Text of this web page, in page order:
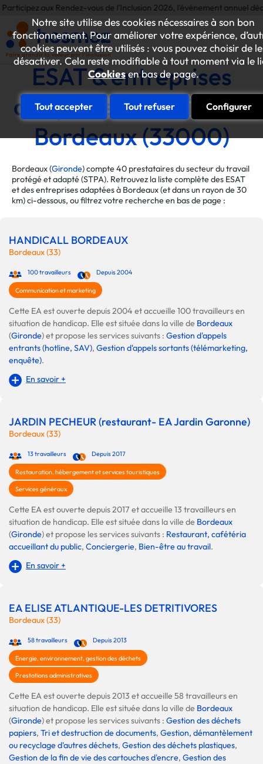
Notre site utilise des cookies nécessaires à son bon
fonctionnement. Pour améliorer votre expérience,
cookies peuvent être utilisés : vous pouvez choisir de
désactiver. Cela reste modifiable à tout moment via le
Cookiesen bas de page.
Tout accepter Tout refuser Configurer
Rendez-vous de l'Inclusion 2026, l'événement annuel dédié aux
ESAT & entreprises
adaptées de la ville de
Bordeaux (33000)
Bordeaux (Gironde) compte 40 prestataires du secteur du travail
protégé et adapté (STPA). Retrouvez la liste complète des ESAT
et des entreprises adaptées à Bordeaux (et dans un rayon de 30
km) ci-dessous, ou filtrez votre recherche en bas de page :
HANDICALL BORDEAUX
Bordeaux (33)
100 travailleurs Depuis 2004
Communication et marketing
Cette EA est ouverte depuis 2004 et accueille 100 travailleurs en
situation de handicap. Elle est située dans la ville de Bordeaux
(Gironde) et propose les services suivants : Gestion d'appels
entrants (hotline, SAV), Gestion d'appels sortants (télémarketing,
enquête).
En savoir +
JARDIN PECHEUR (restaurant- EA Jardin Garonne)
Bordeaux (33)
13 travailleurs Depuis 2017
Restauration, hébergement et services touristiques
Services généraux
Cette EA est ouverte depuis 2017 et accueille 13 travailleurs en
situation de handicap. Elle est située dans la ville de Bordeaux
(Gironde) et propose les services suivants : Restaurant, cafétéria
accueillant du public, Conciergerie, Bien-être au travail.
En savoir +
EA ELISE ATLANTIQUE-LES DETRITIVORES
Bordeaux (33)
58 travailleurs Depuis 2013
Energie, environnement, gestion des déchets
Prestations administratives
Cette EA est ouverte depuis 2013 et accueille 58 travailleurs en
situation de handicap. Elle est située dans la ville de Bordeaux
(Gironde) et propose les services suivants : Gestion des déchets
papiers, Tri et destruction de documents, Gestion, démantèlement
ou recyclage d'autres déchets, Gestion des déchets plastiques,
Gestion de la fin de vie des cartouches d'encre, Gestion des